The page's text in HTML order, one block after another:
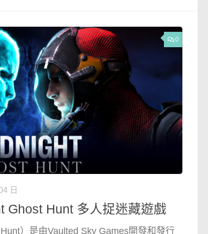
0
日
Ghost Hunt 多人捉迷藏遊戲
）是由Vaulted Sky Games開發和發行